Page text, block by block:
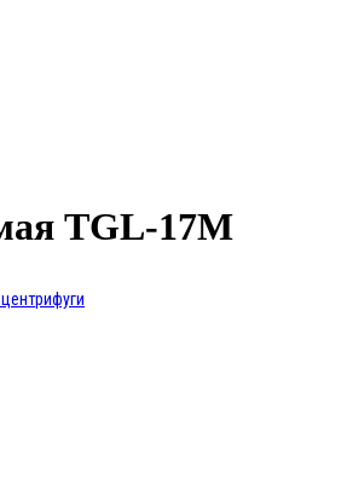
TGL-17M